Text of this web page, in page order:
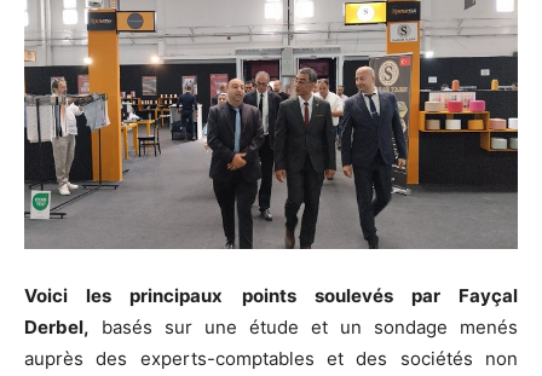
Voici les principaux points soulevés par Fayçal
Derbel, basés sur une étude et un sondage menés
auprès des experts-comptables et des sociétés non